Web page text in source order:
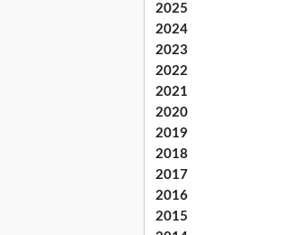
2025
2024
2023
2022
2021
2020
2019
2018
2017
2016
2015